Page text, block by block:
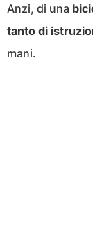
Anzi, di una
tanto di
mani.